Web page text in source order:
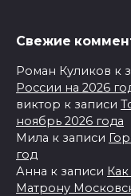
Свежие
Роман Куликов к
России на 2026
виктор к записи
ноябрь 2026 года
Мила к записи
год
Анна к записи
Матрону